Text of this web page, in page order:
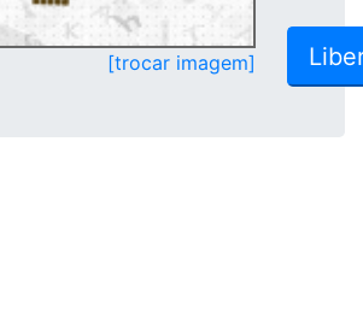
[trocar imagem]